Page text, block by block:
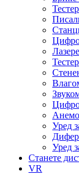
Уред
Уред
Станете
VR